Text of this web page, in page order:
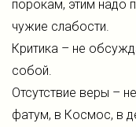
порокам, этим надо
чужие слабости.
Критика – не
собой.
Отсутствие веры –
фатум, в Космос, в